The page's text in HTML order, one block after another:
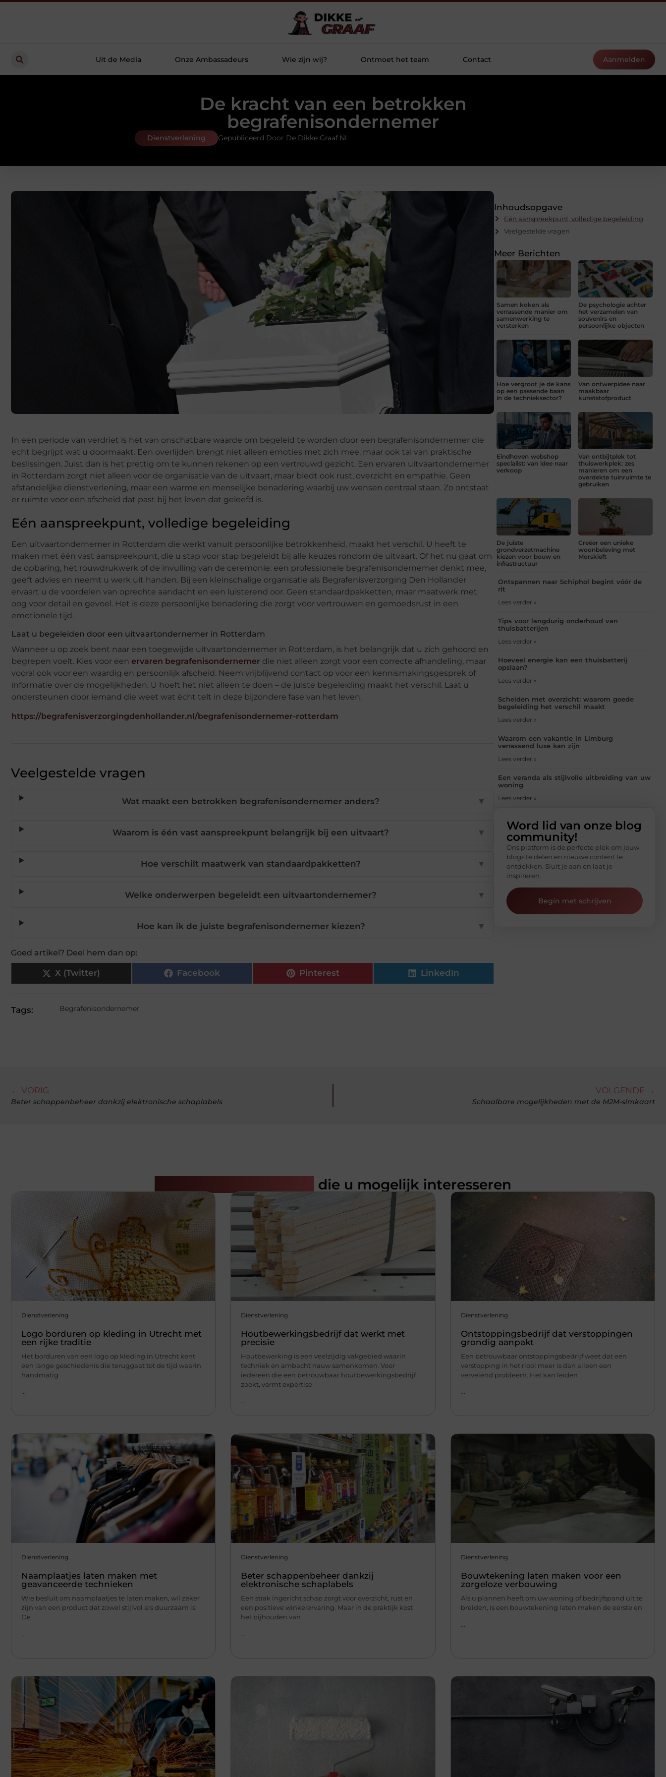
Uit de Media Onze Ambassadeurs Wie zijn wij? Ontmoet het team Contact Aanmelden
De kracht van een betrokken
begrafenisondernemer
Dienstverlening Gepubliceerd Door De Dikke Graaf.nl
In een periode van verdriet is het van onschatbare waarde om begeleid te worden door een begrafenisondernemer die
echt begrijpt wat u doormaakt. Een overlijden brengt niet alleen emoties met zich mee, maar ook tal van praktische
beslissingen. Juist dan is het prettig om te kunnen rekenen op een vertrouwd gezicht. Een ervaren uitvaartondernemer
in Rotterdam zorgt niet alleen voor de organisatie van de uitvaart, maar biedt ook rust, overzicht en empathie. Geen
afstandelijke dienstverlening, maar een warme en menselijke benadering waarbij uw wensen centraal staan. Zo ontstaat
er ruimte voor een afscheid dat past bij het leven dat geleefd is.
Eén aanspreekpunt, volledige begeleiding
Een uitvaartondernemer in Rotterdam die werkt vanuit persoonlijke betrokkenheid, maakt het verschil. U heeft te
maken met één vast aanspreekpunt, die u stap voor stap begeleidt bij alle keuzes rondom de uitvaart. Of het nu gaat om
de opbaring, het rouwdrukwerk of de invulling van de ceremonie: een professionele begrafenisondernemer denkt mee,
geeft advies en neemt u werk uit handen. Bij een kleinschalige organisatie als Begrafenisverzorging Den Hollander
ervaart u de voordelen van oprechte aandacht en een luisterend oor. Geen standaardpakketten, maar maatwerk met
oog voor detail en gevoel. Het is deze persoonlijke benadering die zorgt voor vertrouwen en gemoedsrust in een
emotionele tijd.
Laat u begeleiden door een uitvaartondernemer in Rotterdam
Wanneer u op zoek bent naar een toegewijde uitvaartondernemer in Rotterdam, is het belangrijk dat u zich gehoord en
begrepen voelt. Kies voor een ervaren begrafenisondernemer die niet alleen zorgt voor een correcte afhandeling, maar
vooral ook voor een waardig en persoonlijk afscheid. Neem vrijblijvend contact op voor een kennismakingsgesprek of
informatie over de mogelijkheden. U hoeft het niet alleen te doen – de juiste begeleiding maakt het verschil. Laat u
ondersteunen door iemand die weet wat écht telt in deze bijzondere fase van het leven.
https://begrafenisverzorgingdenhollander.nl/begrafenisondernemer-rotterdam
Veelgestelde vragen
Wat maakt een betrokken begrafenisondernemer anders? ▼
Waarom is één vast aanspreekpunt belangrijk bij een uitvaart? ▼
Hoe verschilt maatwerk van standaardpakketten? ▼
Welke onderwerpen begeleidt een uitvaartondernemer? ▼
Hoe kan ik de juiste begrafenisondernemer kiezen? ▼
Goed artikel? Deel hem dan op:
X (Twitter) Facebook Pinterest LinkedIn
Tags: Begrafenisondernemer
Inhoudsopgave
Eén aanspreekpunt, volledige begeleiding
Veelgestelde vragen
Meer Berichten
Samen koken als
verrassende manier om
samenwerking te
versterken
De psychologie achter
het verzamelen van
souvenirs en
persoonlijke objecten
Hoe vergroot je de kans
op een passende baan
in de technieksector?
Van ontwerpidee naar
maakbaar
kunststofproduct
Eindhoven webshop
specialist: van idee naar
verkoop
Van ontbijtplek tot
thuiswerkplek: zes
manieren om een
overdekte tuinruimte te
gebruiken
De juiste
grondverzetmachine
kiezen voor bouw en
infrastructuur
Creëer een unieke
woonbeleving met
Morskieft
Ontspannen naar Schiphol begint vóór de
rit
Lees verder »
Tips voor langdurig onderhoud van
thuisbatterijen
Lees verder »
Hoeveel energie kan een thuisbatterij
opslaan?
Lees verder »
Scheiden met overzicht: waarom goede
begeleiding het verschil maakt
Lees verder »
Waarom een vakantie in Limburg
verrassend luxe kan zijn
Lees verder »
Een veranda als stijlvolle uitbreiding van uw
woning
Lees verder »
Word lid van onze blog
community!
Ons platform is de perfecte plek om jouw
blogs te delen en nieuwe content te
ontdekken. Sluit je aan en laat je
inspireren.
Begin met schrijven
← VORIG
Beter schappenbeheer dankzij elektronische schaplabels
VOLGENDE →
Schaalbare mogelijkheden met de M2M-simkaart
die u mogelijk interesseren
Dienstverlening
Logo borduren op kleding in Utrecht met
een rijke traditie
Het borduren van een logo op kleding in Utrecht kent
een lange geschiedenis die teruggaat tot de tijd waarin
handmatig
...
Dienstverlening
Houtbewerkingsbedrijf dat werkt met
precisie
Houtbewerking is een veelzijdig vakgebied waarin
techniek en ambacht nauw samenkomen. Voor
iedereen die een betrouwbaar houtbewerkingsbedrijf
zoekt, vormt expertise
...
Dienstverlening
Ontstoppingsbedrijf dat verstoppingen
grondig aanpakt
Een betrouwbaar ontstoppingsbedrijf weet dat een
verstopping in het riool meer is dan alleen een
vervelend probleem. Het kan leiden
...
Dienstverlening
Naamplaatjes laten maken met
geavanceerde technieken
Wie besluit om naamplaatjes te laten maken, wil zeker
zijn van een product dat zowel stijlvol als duurzaam is.
De
Dienstverlening
Beter schappenbeheer dankzij
elektronische schaplabels
Een strak ingericht schap zorgt voor overzicht, rust en
een positieve winkelervaring. Maar in de praktijk kost
het bijhouden van
Dienstverlening
Bouwtekening laten maken voor een
zorgeloze verbouwing
Als u plannen heeft om uw woning of bedrijfspand uit te
breiden, is een bouwtekening laten maken de eerste en